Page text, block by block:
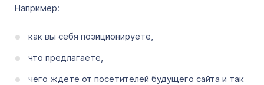
Например:
как вы себя позиционируете,
что предлагаете,
чего ждете от посетителей будущего сайта и так